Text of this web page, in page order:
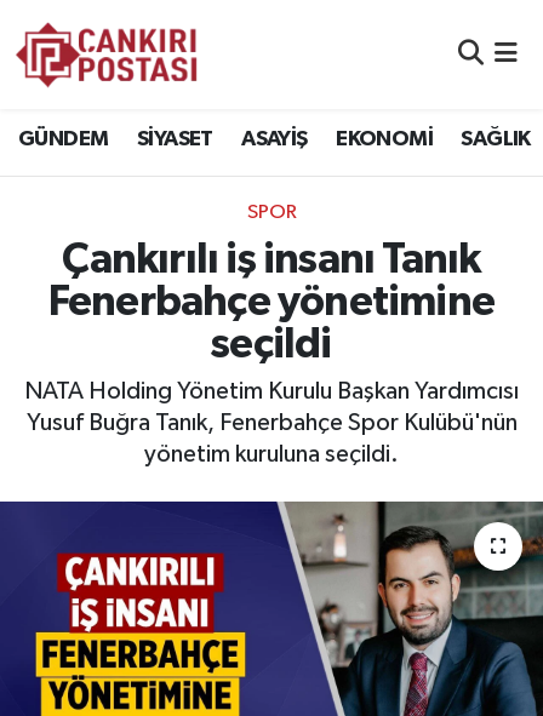
GÜNDEM SİYASET ASAYİŞ EKONOMİ SAĞLIK
SPOR
Çankırılı iş insanı Tanık
Fenerbahçe yönetimine
seçildi
NATA Holding Yönetim Kurulu Başkan Yardımcısı
Yusuf Buğra Tanık, Fenerbahçe Spor Kulübü'nün
yönetim kuruluna seçildi.
EKONOMİ
SPOR
ÇEVRE
İLÇELER
RESMİ İLANLAR
Trafik Durumu
Süper Lig Puan Durumu ve Fikstür
Tüm Manşetler
Son Dakika Haberleri